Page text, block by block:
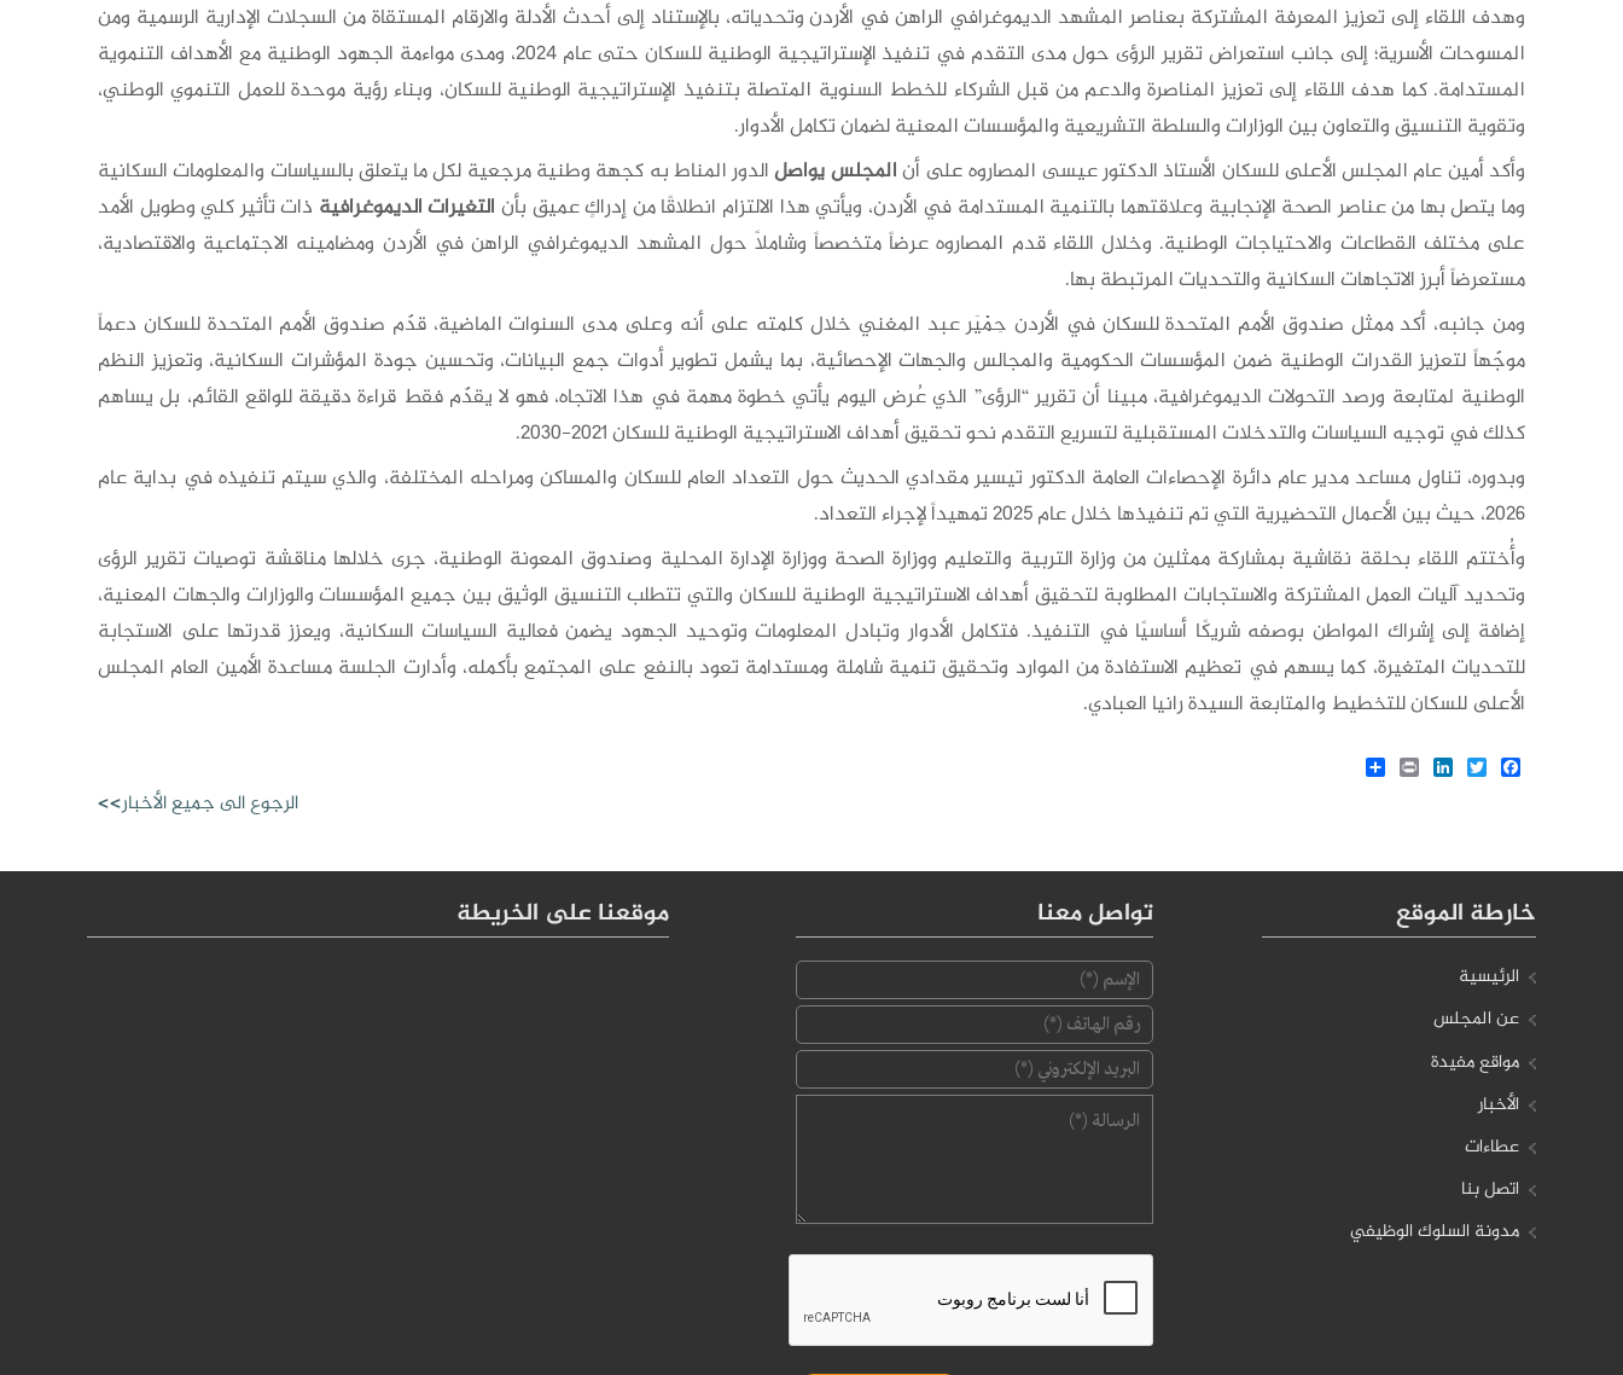
وهدف اللقاء إلى تعزيز المعرفة المشتركة بعناصر المشهد الديموغرافي الراهن في الأردن وتحدياته، بالإستناد إلى أحدث الأدلة والارقام المستقاة من السجلات الإدارية الرسمية ومن
المسوحات الأسرية؛ إلى جانب استعراض تقرير الرؤى حول مدى التقدم في تنفيذ الإستراتيجية الوطنية للسكان حتى عام 2024، ومدى مواءمة الجهود الوطنية مع الأهداف التنموية
المستدامة. كما هدف اللقاء إلى تعزيز المناصرة والدعم من قبل الشركاء للخطط السنوية المتصلة بتنفيذ الإستراتيجية الوطنية للسكان، وبناء رؤية موحدة للعمل التنموي الوطني،
وتقوية التنسيق والتعاون بين الوزارات والسلطة التشريعية والمؤسسات المعنية لضمان تكامل الأدوار.
وأكد أمين عام المجلس الأعلى للسكان الأستاذ الدكتور عيسى المصاروه على أنالمجلس يواصلالدور المناط به كجهة وطنية مرجعية لكل ما يتعلق بالسياسات والمعلومات السكانية
وما يتصل بها من عناصر الصحة الإنجابية وعلاقتهما بالتنمية المستدامة في الأردن، ويأتي هذا الالتزام انطلاقًا من إدراكٍ عميق بأن التغيرات الديموغرافية ذات تأثير كلي وطويل الأمد
على مختلف القطاعات والاحتياجات الوطنية. وخلال اللقاء قدم المصاروه عرضاً متخصصاً وشاملاً حول المشهد الديموغرافي الراهن في الأردن ومضامينه الاجتماعية والاقتصادية،
مستعرضاً أبرز الاتجاهات السكانية والتحديات المرتبطة بها.
ومن جانبه، أكد ممثل صندوق الأمم المتحدة للسكان في الأردن حِمْيَر عبد المغني خلال كلمته على أنه وعلى مدى السنوات الماضية، قدّم صندوق الأمم المتحدة للسكان دعماً
موجّهاً لتعزيز القدرات الوطنية ضمن المؤسسات الحكومية والمجالس والجهات الإحصائية، بما يشمل تطوير أدوات جمع البيانات، وتحسين جودة المؤشرات السكانية، وتعزيز النظم
الوطنية لمتابعة ورصد التحولات الديموغرافية، مبينا أن تقرير “الرؤى” الذي عُرض اليوم يأتي خطوة مهمة في هذا الاتجاه، فهو لا يقدّم فقط قراءة دقيقة للواقع القائم، بل يساهم
كذلك في توجيه السياسات والتدخلات المستقبلية لتسريع التقدم نحو تحقيق أهداف الاستراتيجية الوطنية للسكان 2021-2030.
وبدوره، تناول مساعد مدير عام دائرة الإحصاءات العامة الدكتور تيسير مقدادي الحديث حول التعداد العام للسكان والمساكن ومراحله المختلفة، والذي سيتم تنفيذه في بداية عام
2026، حيث بين الأعمال التحضيرية التي تم تنفيذها خلال عام 2025 تمهيداً لإجراء التعداد.
وأُختتم اللقاء بحلقة نقاشية بمشاركة ممثلين من وزارة التربية والتعليم ووزارة الصحة ووزارة الإدارة المحلية وصندوق المعونة الوطنية، جرى خلالها مناقشة توصيات تقرير الرؤى
وتحديد آليات العمل المشتركة والاستجابات المطلوبة لتحقيق أهداف الاستراتيجية الوطنية للسكان والتي تتطلب التنسيق الوثيق بين جميع المؤسسات والوزارات والجهات المعنية،
إضافة إلى إشراك المواطن بوصفه شريكًا أساسيًا في التنفيذ. فتكامل الأدوار وتبادل المعلومات وتوحيد الجهود يضمن فعالية السياسات السكانية، ويعزز قدرتها على الاستجابة
للتحديات المتغيرة، كما يسهم في تعظيم الاستفادة من الموارد وتحقيق تنمية شاملة ومستدامة تعود بالنفع على المجتمع بأكمله، وأدارت الجلسة مساعدة الأمين العام المجلس
الأعلى للسكان للتخطيط والمتابعة السيدة رانيا العبادي.
Facebook
Twitter
LinkedIn
Print
الرجوع الى جميع الأخبار>>
خارطة الموقع
الرئيسية
عن المجلس
مواقع مفيدة
الأخبار
عطاءات
اتصل بنا
مدونة السلوك الوظيفي
تواصل معنا
*
موقعنا على الخريطة